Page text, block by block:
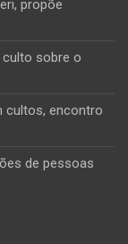
propõe
culto sobre o
cultos, encontro
de pessoas